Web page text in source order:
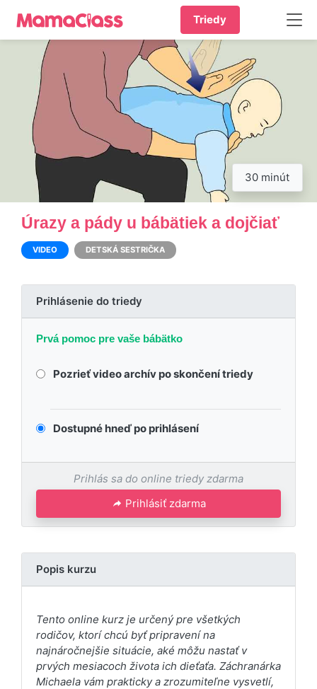
Triedy
30 minút
Úrazy a pády u bábätiek a dojčiať
VIDEO DETSKÁ SESTRIČKA
Prihlásenie do triedy
Prvá pomoc pre vaše bábätko
Pozrieť video archív po skončení triedy
Dostupné hneď po prihlásení
Prihlás sa do online triedy zdarma
Prihlásiť zdarma
Popis kurzu
Tento online kurz je určený pre všetkých
rodičov, ktorí chcú byť pripravení na
najnáročnejšie situácie, aké môžu nastať v
prvých mesiacoch života ich dieťaťa. Záchranárka
Michaela vám prakticky a zrozumiteľne vysvetlí,